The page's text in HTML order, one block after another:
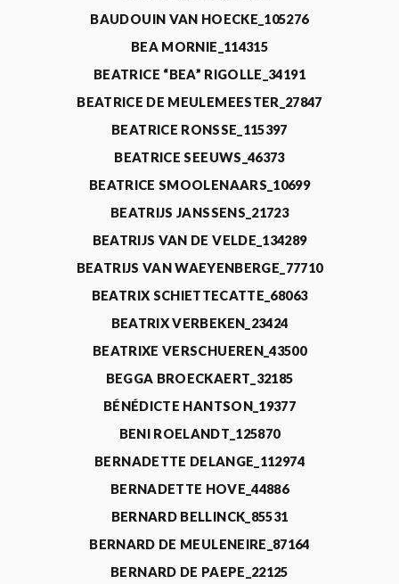
BAUDOUIN VAN HOECKE_105276
BEA MORNIE_114315
BEATRICE “BEA” RIGOLLE_34191
BEATRICE DE MEULEMEESTER_27847
BEATRICE RONSSE_115397
BEATRICE SEEUWS_46373
BEATRICE SMOOLENAARS_10699
BEATRIJS JANSSENS_21723
BEATRIJS VAN DE VELDE_134289
BEATRIJS VAN WAEYENBERGE_77710
BEATRIX SCHIETTECATTE_68063
BEATRIX VERBEKEN_23424
BEATRIXE VERSCHUEREN_43500
BEGGA BROECKAERT_32185
BÉNÉDICTE HANTSON_19377
BENI ROELANDT_125870
BERNADETTE DELANGE_112974
BERNADETTE HOVE_44886
BERNARD BELLINCK_85531
BERNARD DE MEULENEIRE_87164
BERNARD DE PAEPE_22125